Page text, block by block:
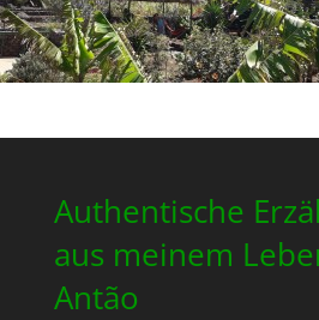
Authentische
aus meinem
Antão